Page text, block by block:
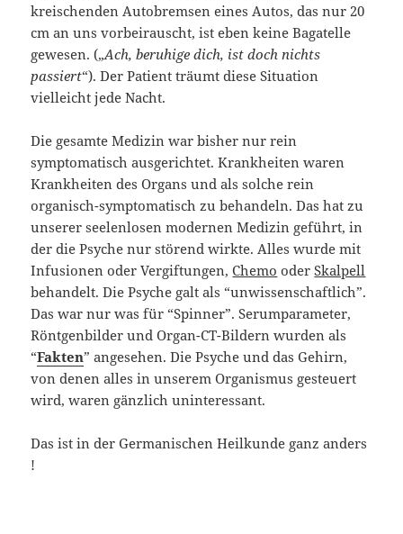
kreischenden Autobremsen eines Autos, das nur 20
cm an uns vorbeirauscht, ist eben keine Bagatelle
gewesen. („Ach, beruhige dich, ist doch nichts
passiert“). Der Patient träumt diese Situation
vielleicht jede Nacht.
Die gesamte Medizin war bisher nur rein
symptomatisch ausgerichtet. Krankheiten waren
Krankheiten des Organs und als solche rein
organisch-symptomatisch zu behandeln. Das hat zu
unserer seelenlosen modernen Medizin geführt, in
der die Psyche nur störend wirkte. Alles wurde mit
Infusionen oder Vergiftungen,Chemo oderSkalpell
behandelt. Die Psyche galt als “unwissenschaftlich”.
Das war nur was für “Spinner”. Serumparameter,
Röntgenbilder und Organ-CT-Bildern wurden als
“Fakten” angesehen. Die Psyche und das Gehirn,
von denen alles in unserem Organismus gesteuert
wird, waren gänzlich uninteressant.
Das ist in der Germanischen Heilkunde ganz anders
!